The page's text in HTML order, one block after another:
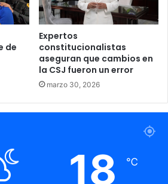
de
Expertos
constitucionalistas
aseguran que cambios en
la CSJ fueron un error
marzo 30, 2026
18 ℃